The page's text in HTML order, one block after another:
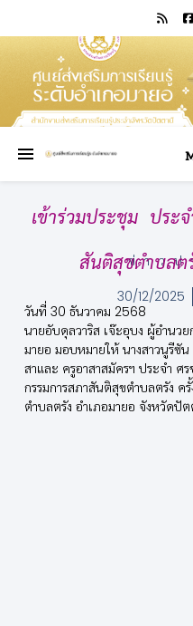
ข่าวป
เข้าร่วมประชุม ประ
สันติสุขตำบล
30/12/2025
วันที่ 30 ธันวาคม 2568
นายอับดุลวาริส เจ๊ะอุบง ผู้อำนวย
มายอ มอบหมายให้ นางสาวนูรีซั
สาและ ครูอาสาสมัครฯ ประจำ ศ
กรรมการสภาสันติสุขตำบลตรัง
ตำบลตรัง อำเภอมายอ จังหวัดปั